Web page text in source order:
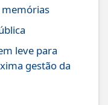
leve para
gestão da